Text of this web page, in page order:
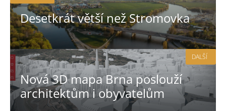
Desetkrát větší než Stromovka
Nová 3D mapa Brna poslouží
architektům i obyvatelům
DALŠÍ